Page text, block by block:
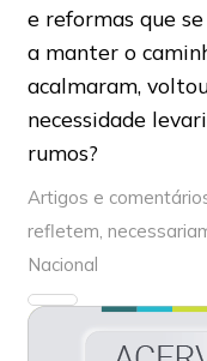
e reformas que
a manter o
acalmaram,
necessidade
rumos?
Artigos e
refletem,
Nacional